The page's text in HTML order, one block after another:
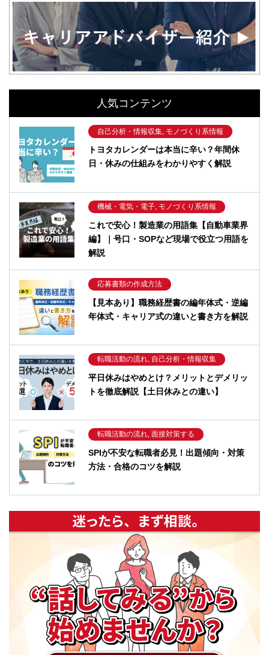
人気コンテンツ
自己分析・情報収集, モノづくり系情報
トヨタカレンダーは本当に辛い？年間休
日・休みの仕組みをわかりやすく解説
機械・電気・電子, モノづくり系情報
これで安心！製造業の用語集【自動車業界
編】｜号口・SOPなど現場で役立つ用語を
解説
応募書類の作成方法
【見本あり】職務経歴書の編年体式・逆編
年体式・キャリア式の違いと書き方を解説
転職活動の流れ, 自己分析・情報収集
平日休みはやめとけ？メリットとデメリッ
トを徹底解説【土日休みとの違い】
転職活動の流れ, 面接対策する
SPIが不安な転職者必見！出題傾向・対策
方法・合格のコツを解説